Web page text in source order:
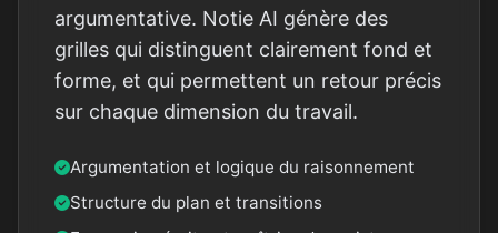
argumentative. Notie AI génère des
grilles qui distinguent clairement fond et
forme, et qui permettent un retour précis
sur chaque dimension du travail.
Argumentation et logique du raisonnement
Structure du plan et transitions